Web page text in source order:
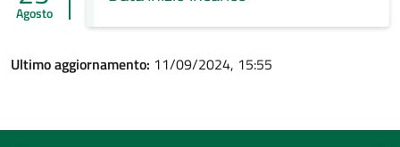
Agosto
Ultimo aggiornamento: 11/09/2024, 15:55